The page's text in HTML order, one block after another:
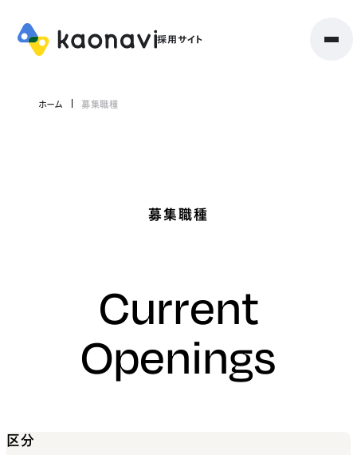
ホーム 募集職種
募集職種
Current
Openings
区分